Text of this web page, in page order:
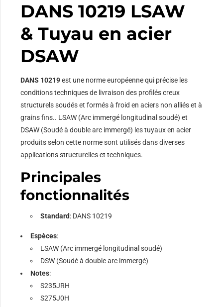
DANS 10219 LSAW
& Tuyau en acier
DSAW
DANS 10219est une norme européenne qui précise les
conditions techniques de livraison des profilés creux
structurels soudés et formés à froid en aciers non alliés et à
grains fins.. LSAW (Arc immergé longitudinal soudé) et
DSAW (Soudé à double arc immergé) les tuyaux en acier
produits selon cette norme sont utilisés dans diverses
applications structurelles et techniques.
Principales
fonctionnalités
Standard: DANS 10219
Espèces:
LSAW (Arc immergé longitudinal soudé)
DSW (Soudé à double arc immergé)
Notes:
S235JRH
S275J0H